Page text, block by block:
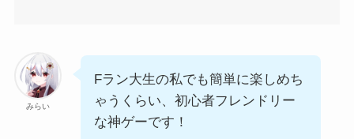
みらい
Fラン大生の私でも簡単に楽しめち
ゃうくらい、初心者フレンドリー
な神ゲーです！